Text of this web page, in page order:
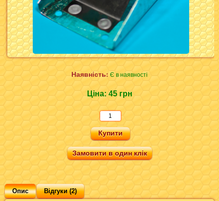
Наявність: Є в наявності
Ціна: 45 грн
Замовити в один клік
Опис Відгуки (2)